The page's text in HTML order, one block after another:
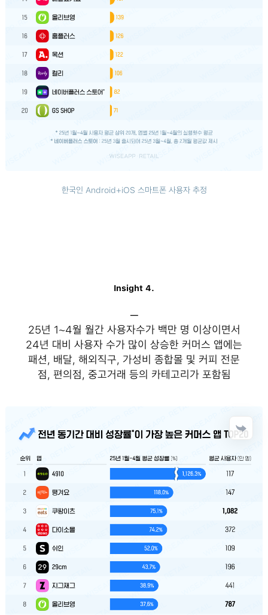
한국인 Android+iOS 스마트폰 사용자 추정
Insight 4.
─
25년 1~4월 월간 사용자수가 백만 명 이상이면서
24년 대비 사용자 수가 많이 상승한 커머스 앱에는
패션, 배달, 해외직구, 가성비 종합몰 및 커피 전문
점, 편의점, 중고거래 등의 카테고리가 포함됨